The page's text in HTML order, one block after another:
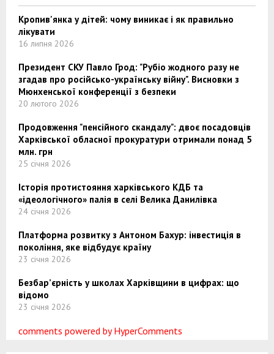
Кропив'янка у дітей: чому виникає і як правильно
лікувати
16 липня 2026
Президент СКУ Павло Грод: "Рубіо жодного разу не
згадав про російсько-українську війну". Висновки з
Мюнхенської конференції з безпеки
20 лютого 2026
Продовження "пенсійного скандалу": двоє посадовців
Харківської обласної прокуратури отримали понад 5
млн. грн
25 січня 2026
Історія протистояння харківського КДБ та
«ідеологічного» палія в селі Велика Данилівка
24 січня 2026
Платформа розвитку з Антоном Бахур: інвестиція в
покоління, яке відбудує країну
23 січня 2026
Безбар’єрність у школах Харківщини в цифрах: що
відомо
23 січня 2026
comments powered by HyperComments